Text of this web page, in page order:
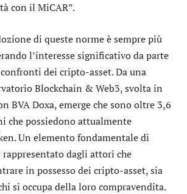
con il MiCAR”.
di queste norme è sempre più
l’interesse significativo da parte
dei cripto-asset. Da una
Blockchain & Web3, svolta in
BVA Doxa, emerge che sono oltre 3,6
possiedono attualmente
Un elemento fondamentale di
rappresentato dagli attori che
in possesso dei cripto-asset, sia
si occupa della loro compravendita.